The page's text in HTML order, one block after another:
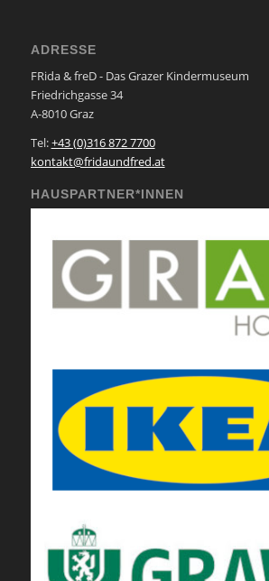
ADRESSE
FRida & freD - Das Grazer Kindermuseum
Friedrichgasse 34
A-8010 Graz
Tel:+43 (0)316 872 7700
kontakt@fridaundfred.at
HAUSPARTNER*INNEN